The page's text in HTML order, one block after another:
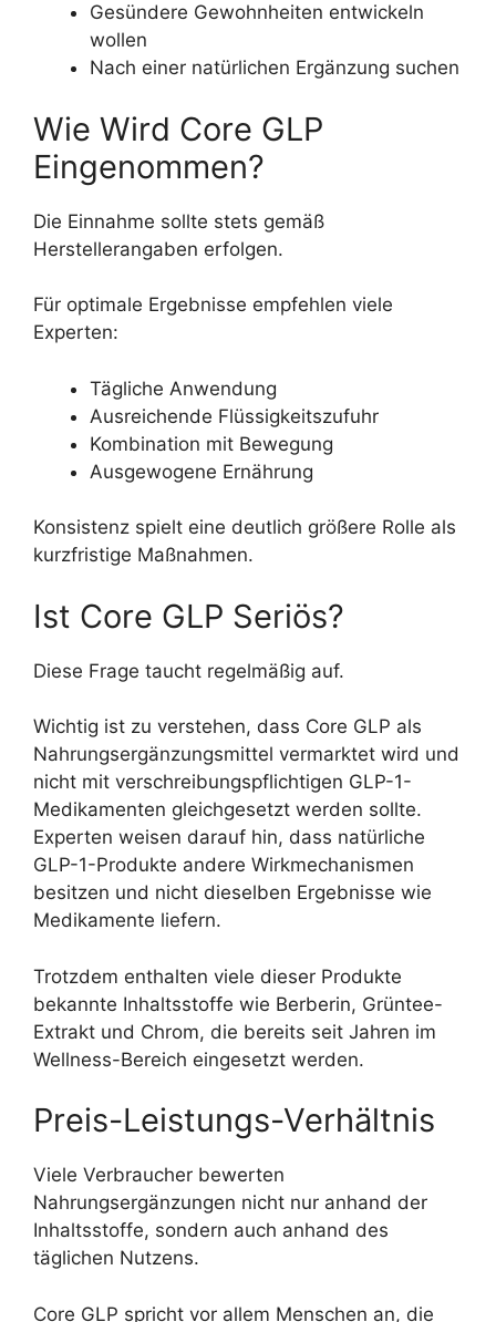
Gesündere Gewohnheiten entwickeln
wollen
Nach einer natürlichen Ergänzung suchen
Wie Wird Core GLP
Eingenommen?
Die Einnahme sollte stets gemäß
Herstellerangaben erfolgen.
Für optimale Ergebnisse empfehlen viele
Experten:
Tägliche Anwendung
Ausreichende Flüssigkeitszufuhr
Kombination mit Bewegung
Ausgewogene Ernährung
Konsistenz spielt eine deutlich größere Rolle als
kurzfristige Maßnahmen.
Ist Core GLP Seriös?
Diese Frage taucht regelmäßig auf.
Wichtig ist zu verstehen, dass Core GLP als
Nahrungsergänzungsmittel vermarktet wird und
nicht mit verschreibungspflichtigen GLP-1-
Medikamenten gleichgesetzt werden sollte.
Experten weisen darauf hin, dass natürliche
GLP-1-Produkte andere Wirkmechanismen
besitzen und nicht dieselben Ergebnisse wie
Medikamente liefern.
Trotzdem enthalten viele dieser Produkte
bekannte Inhaltsstoffe wie Berberin, Grüntee-
Extrakt und Chrom, die bereits seit Jahren im
Wellness-Bereich eingesetzt werden.
Preis-Leistungs-Verhältnis
Viele Verbraucher bewerten
Nahrungsergänzungen nicht nur anhand der
Inhaltsstoffe, sondern auch anhand des
täglichen Nutzens.
Core GLP spricht vor allem Menschen an, die